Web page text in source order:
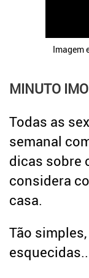
Imagem
MINUTO
Todas as
semanal
dicas sobre
considera
casa.
Tão